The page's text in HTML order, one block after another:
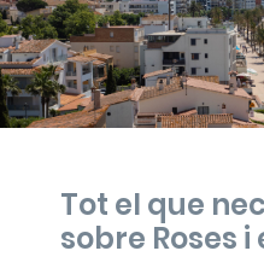
Tot el que
sobre Roses